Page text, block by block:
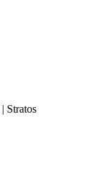
| Stratos